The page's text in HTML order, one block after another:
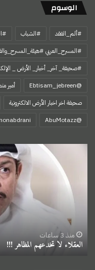
الوسوم
#ألم_الفقد #الشباب
#المسرح_العربي
#صحيفة_ آخر_ أخبار_ الأرض _
@Ebtisam_jebreen
أمير
صحيفة اخر اخبار الأرض الالكترونية
‏@AbuMotazz
المظاهر
منذ 3 ساعات
العقلاء لا تخدعهم المظاهر !!!